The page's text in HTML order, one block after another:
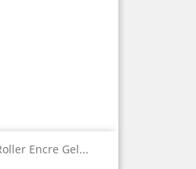
Encre Gel...